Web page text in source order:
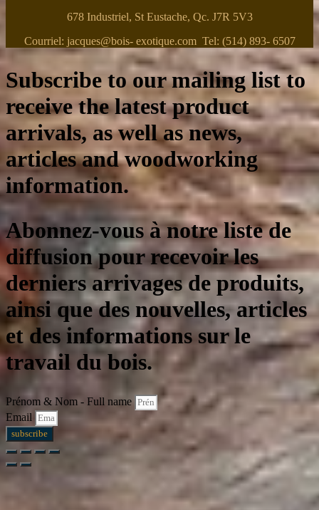
678 Industriel, St Eustache, Qc. J7R 5V3
Courriel: jacques@bois- exotique.com Tel: (514) 893- 6507
Subscribe to our mailing list to
receive the latest product
arrivals, as well as news,
articles and woodworking
information.
Abonnez-vous à notre liste de
diffusion pour recevoir les
derniers arrivages de produits,
ainsi que des nouvelles, articles
et des informations sur le
travail du bois.
Prénom & Nom - Full name
Email
subscribe